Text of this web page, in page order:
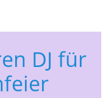
DJ für